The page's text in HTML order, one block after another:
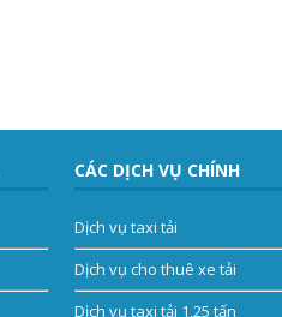
CÁC DỊCH VỤ CHÍNH
Dịch vụ taxi tải
Dịch vụ cho thuê xe tải
Dịch vụ taxi tải 1,25 tấn